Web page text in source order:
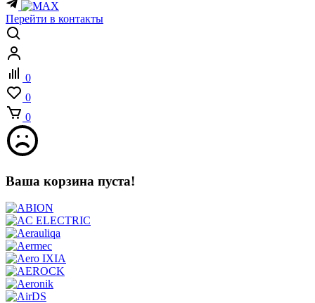
Перейти в контакты
0
0
0
Ваша корзина пуста!